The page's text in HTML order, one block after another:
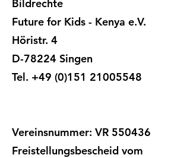
Bildrechte
Future for Kids - Kenya e.V.
Höristr. 4
D-78224 Singen
Tel. +49 (0)151 21005548
Vereinsnummer: VR 550436
Freistellungsbescheid vom